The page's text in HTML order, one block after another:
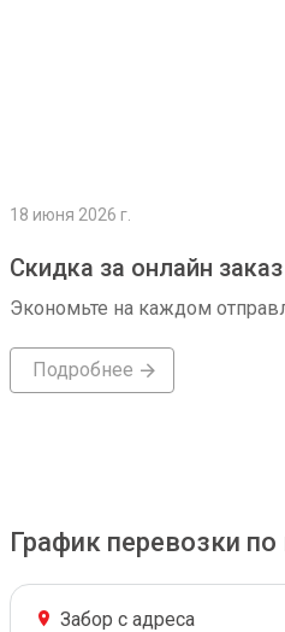
18 июня 2026 г.
Скидка за онлайн заказ
Экономьте на каждом
Подробнее
График перевозки
Забор с адреса